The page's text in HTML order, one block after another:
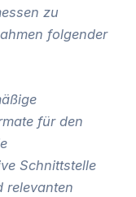
zu
folgender
für den
Schnittstelle
relevanten